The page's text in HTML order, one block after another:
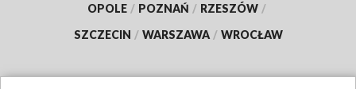
OPOLE / POZNAŃ / RZESZÓW /
SZCZECIN / WARSZAWA / WROCŁAW